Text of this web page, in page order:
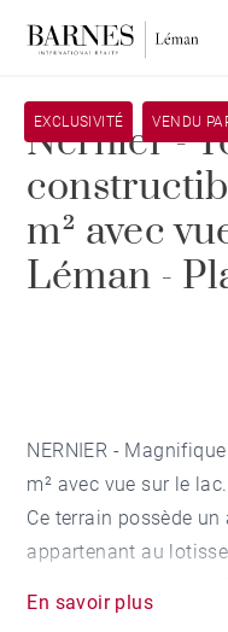
EXCLUSIVITÉ VENDU
Nernier -
m² avec
Léman -
NERNIER -
m² avec vue sur le lac.
Ce terrain possède
appartenant au
Vous souhaitez
En savoir plus